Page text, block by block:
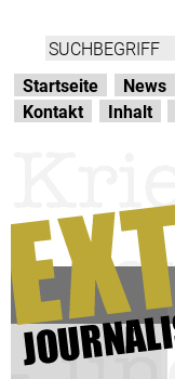
Startseite News
Kontakt
Inhalt